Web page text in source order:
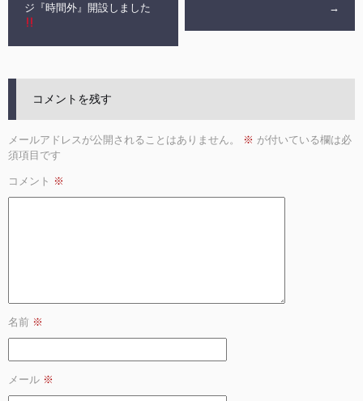
ジ『時間外』開設しました
→
コメントを残す
メールアドレスが公開されることはありません。 ※ が付いている欄は必
須項目です
コメント ※
名前 ※
メール ※